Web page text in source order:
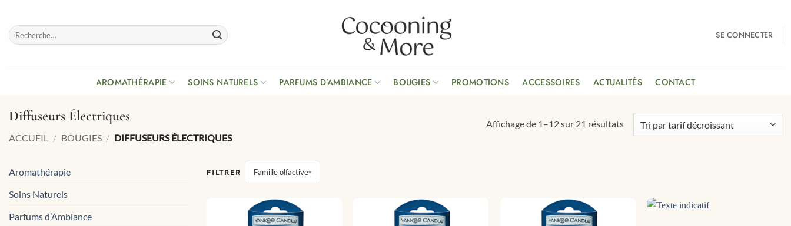
contenu
Recherche
pour :
SE CONNECTER
AROMATHÉRAPIE SOINS NATURELS PARFUMS D’AMBIANCE BOUGIES PROMOTIONS ACCESSOIRES ACTUALITÉS CONTACT
Diffuseurs Électriques
ACCUEIL / BOUGIES / DIFFUSEURS ÉLECTRIQUES
Affichage de 1–12 sur 21 résultatsTrié
par
Aromathérapie
Soins Naturels
Parfums d’Ambiance
FILTRER Famille olfactive